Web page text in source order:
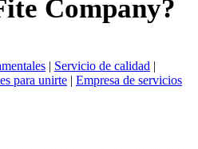
Company?
| Servicio de calidad |
para unirte | Empresa de servicios